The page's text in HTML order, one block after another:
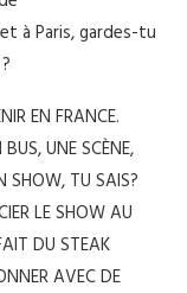
à Paris, gardes-tu
EN FRANCE.
UNE SCÈNE,
SHOW, TU SAIS?
LE SHOW AU
DU STEAK
AVEC DE